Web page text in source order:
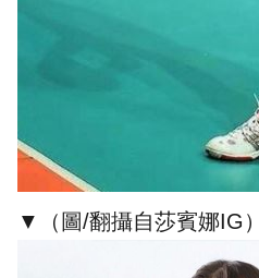
▼（圖/翻攝自莎賓娜IG）